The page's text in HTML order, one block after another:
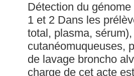
Détection du
1 et 2 Dans les
total, plasma,
cutanéomuqueuses,
de lavage broncho
charge de cet acte